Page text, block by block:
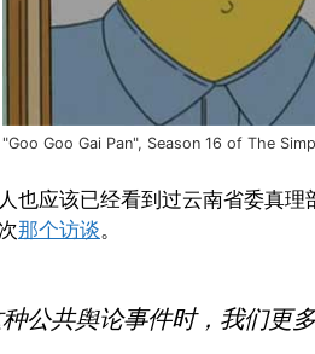
"Goo Goo Gai Pan", Season 16 of The
也应该已经看到过云南省委真理
那个访谈。
公共舆论事件时，我们更